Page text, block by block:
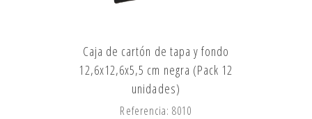
Caja de cartón de tapa y fondo
12,6x12,6x5,5 cm negra (Pack 12
unidades)
Referencia: 8010